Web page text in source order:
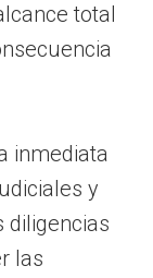
total
inmediata
y
diligencias
las